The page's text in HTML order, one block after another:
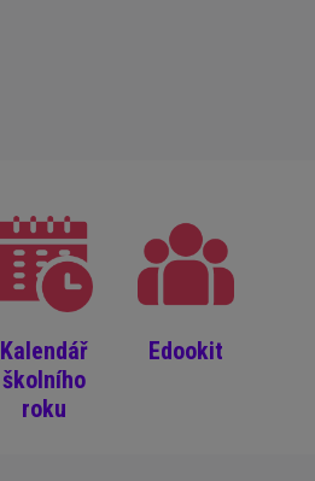
Kalendář
školního
roku
Edookit